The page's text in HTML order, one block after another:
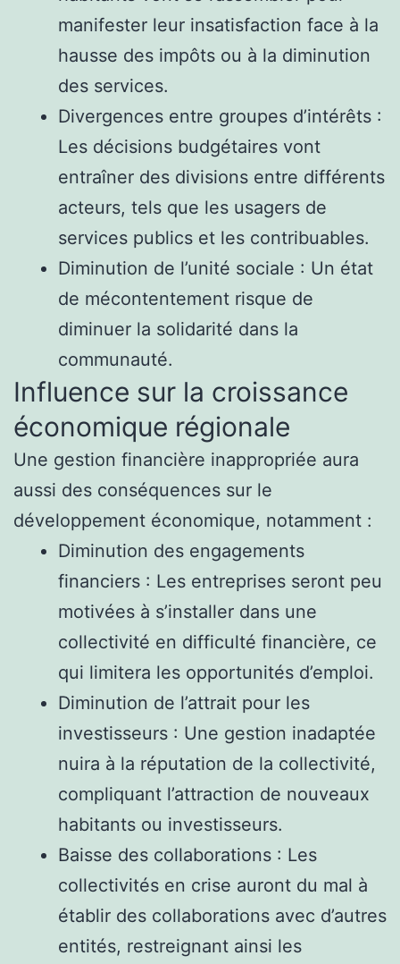
manifester leur insatisfaction face à la
hausse des impôts ou à la diminution
des services.
Divergences entre groupes d’intérêts :
Les décisions budgétaires vont
entraîner des divisions entre différents
acteurs, tels que les usagers de
services publics et les contribuables.
Diminution de l’unité sociale : Un état
de mécontentement risque de
diminuer la solidarité dans la
communauté.
Influence sur la croissance
économique régionale
Une gestion financière inappropriée aura
aussi des conséquences sur le
développement économique, notamment :
Diminution des engagements
financiers : Les entreprises seront peu
motivées à s’installer dans une
collectivité en difficulté financière, ce
qui limitera les opportunités d’emploi.
Diminution de l’attrait pour les
investisseurs : Une gestion inadaptée
nuira à la réputation de la collectivité,
compliquant l’attraction de nouveaux
habitants ou investisseurs.
Baisse des collaborations : Les
collectivités en crise auront du mal à
établir des collaborations avec d’autres
entités, restreignant ainsi les